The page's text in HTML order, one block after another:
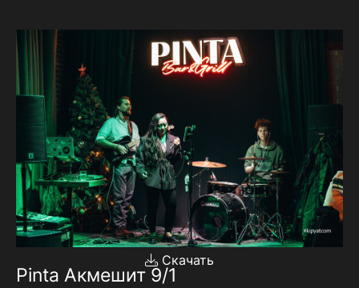
Скачать
Pinta Акмешит 9/1